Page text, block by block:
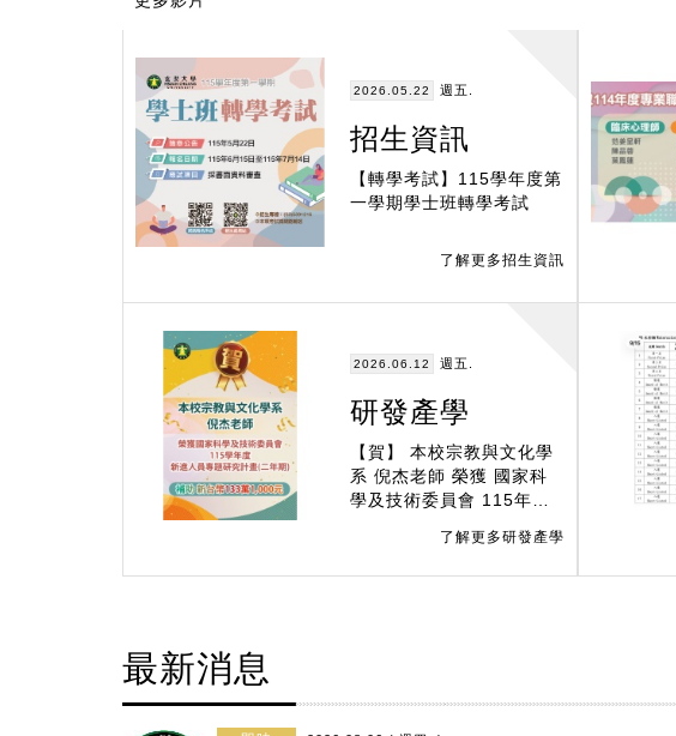
2026.05.22 週五.
招生資訊
【轉學考試】115學年度第
一學期學士班轉學考試
了解更多招生資訊
2026.06.12 週五.
研發產學
【賀】 本校宗教與文化學
系 倪杰老師 榮獲 國家科
學及技術委員會 115年度
年期) 補助133萬1,000元
了解更多研發產學
最新消息